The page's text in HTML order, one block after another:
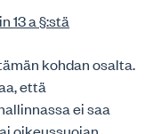
13 a §:stä
kohdan osalta.
että
ei saa